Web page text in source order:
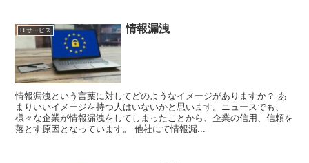
ITサービス 情報漏洩
情報漏洩という言葉に対してどのようなイメージがありますか？ あ
まりいいイメージを持つ人はいないかと思います。ニュースでも、
様々な企業が情報漏洩をしてしまったことから、企業の信用、信頼を
落とす原因となっています。 他社にて情報漏...